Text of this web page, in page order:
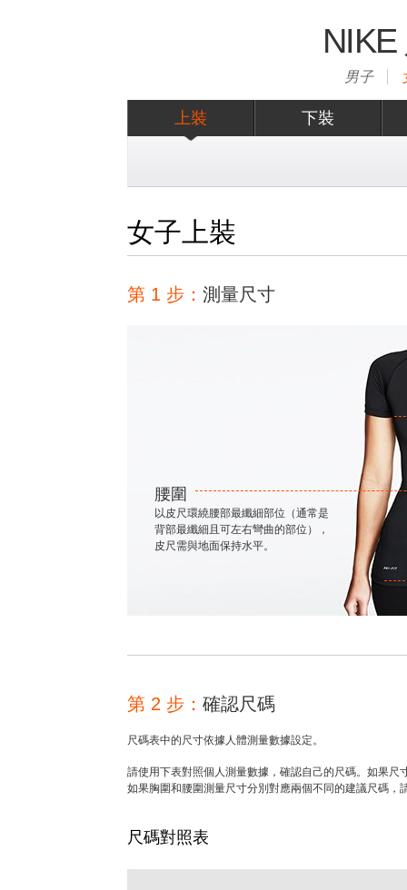
男子
上裝 下裝
女子上裝
第 1 步： 測量尺寸
腰圍
以皮尺環繞腰部最纖細部位（通常是
背部最纖細且可左右彎曲的部位），
皮尺需與地面保持水平。
第 2 步： 確認尺碼
尺碼表中的尺寸依據人體測量數據設定。
請使用下表對照個人測量數據，確認自己的尺碼。如果
如果胸圍和腰圍測量尺寸分別對應兩個不同的建議尺碼，
尺碼對照表